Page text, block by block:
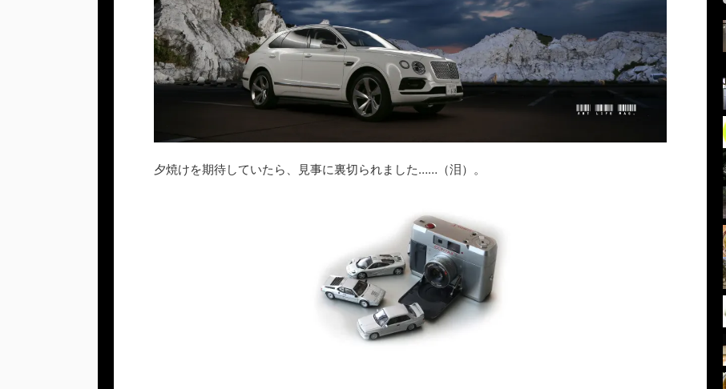
夕焼けを期待していたら、見事に裏切られました……（泪）。